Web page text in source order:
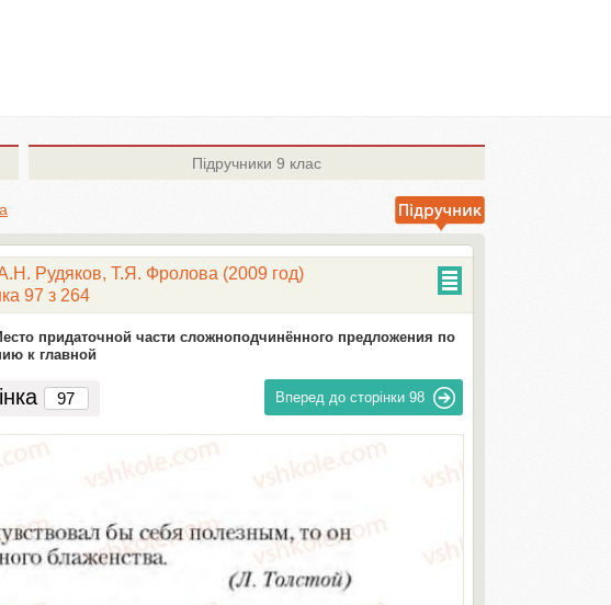
Підручники 9 клас
Рудяков, Т.Я. Фролова (2009 год)
97 з 264
придаточной части сложноподчинённого предложения по
к главной
Вперед до сторінки 98